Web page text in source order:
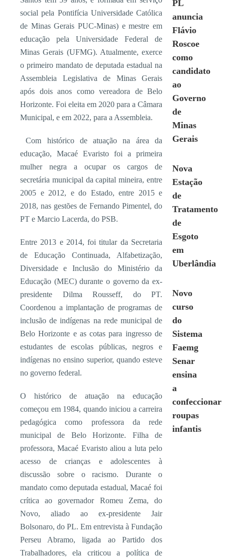
social pela Pontifícia Universidade Católica
de Minas Gerais PUC-Minas) e mestre em
educação pela Universidade Federal de
Minas Gerais (UFMG). Atualmente, exerce
o primeiro mandato de deputada estadual na
Assembleia Legislativa de Minas Gerais
após dois anos como vereadora de Belo
Horizonte. Foi eleita em 2020 para a Câmara
Municipal, e em 2022, para a Assembleia.
Com histórico de atuação na área da
educação, Macaé Evaristo foi a primeira
mulher negra a ocupar os cargos de
secretária municipal da capital mineira, entre
2005 e 2012, e do Estado, entre 2015 e
2018, nas gestões de Fernando Pimentel, do
PT e Marcio Lacerda, do PSB.
Entre 2013 e 2014, foi titular da Secretaria
de Educação Continuada, Alfabetização,
Diversidade e Inclusão do Ministério da
Educação (MEC) durante o governo da ex-
presidente Dilma Rousseff, do PT.
Coordenou a implantação de programas de
inclusão de indígenas na rede municipal de
Belo Horizonte e as cotas para ingresso de
estudantes de escolas públicas, negros e
indígenas no ensino superior, quando esteve
no governo federal.
O histórico de atuação na educação
começou em 1984, quando iniciou a carreira
pedagógica como professora da rede
municipal de Belo Horizonte. Filha de
professora, Macaé Evaristo aliou a luta pelo
acesso de crianças e adolescentes à
discussão sobre o racismo. Durante o
mandato como deputada estadual, Macaé foi
crítica ao governador Romeu Zema, do
Novo, aliado ao ex-presidente Jair
Bolsonaro, do PL. Em entrevista à Fundação
Perseu Abramo, ligada ao Partido dos
Trabalhadores, ela criticou a política de
PL
anuncia
Flávio
Roscoe
como
candidato
ao
Governo
de
Minas
Gerais
Nova
Estação
de
Tratamento
de
Esgoto
em
Uberlândia
Novo
curso
do
Sistema
Faemg
Senar
ensina
a
confeccionar
roupas
infantis